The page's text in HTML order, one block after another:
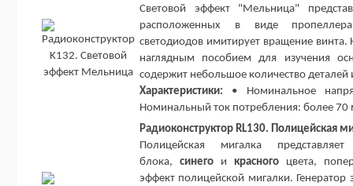
Световой эффект "Мельница"
расположенных в виде
светодиодов имитирует вращение винта.
наглядным пособием для изучения
содержит небольшое количество деталей
Характеристики: • Номинальное
Номинальный ток потребления: более
Радиоконструктор RL130. Полицейская
Полицейская мигалка
блока, синего и красного цвета,
эффект полицейской мигалки. Генератор